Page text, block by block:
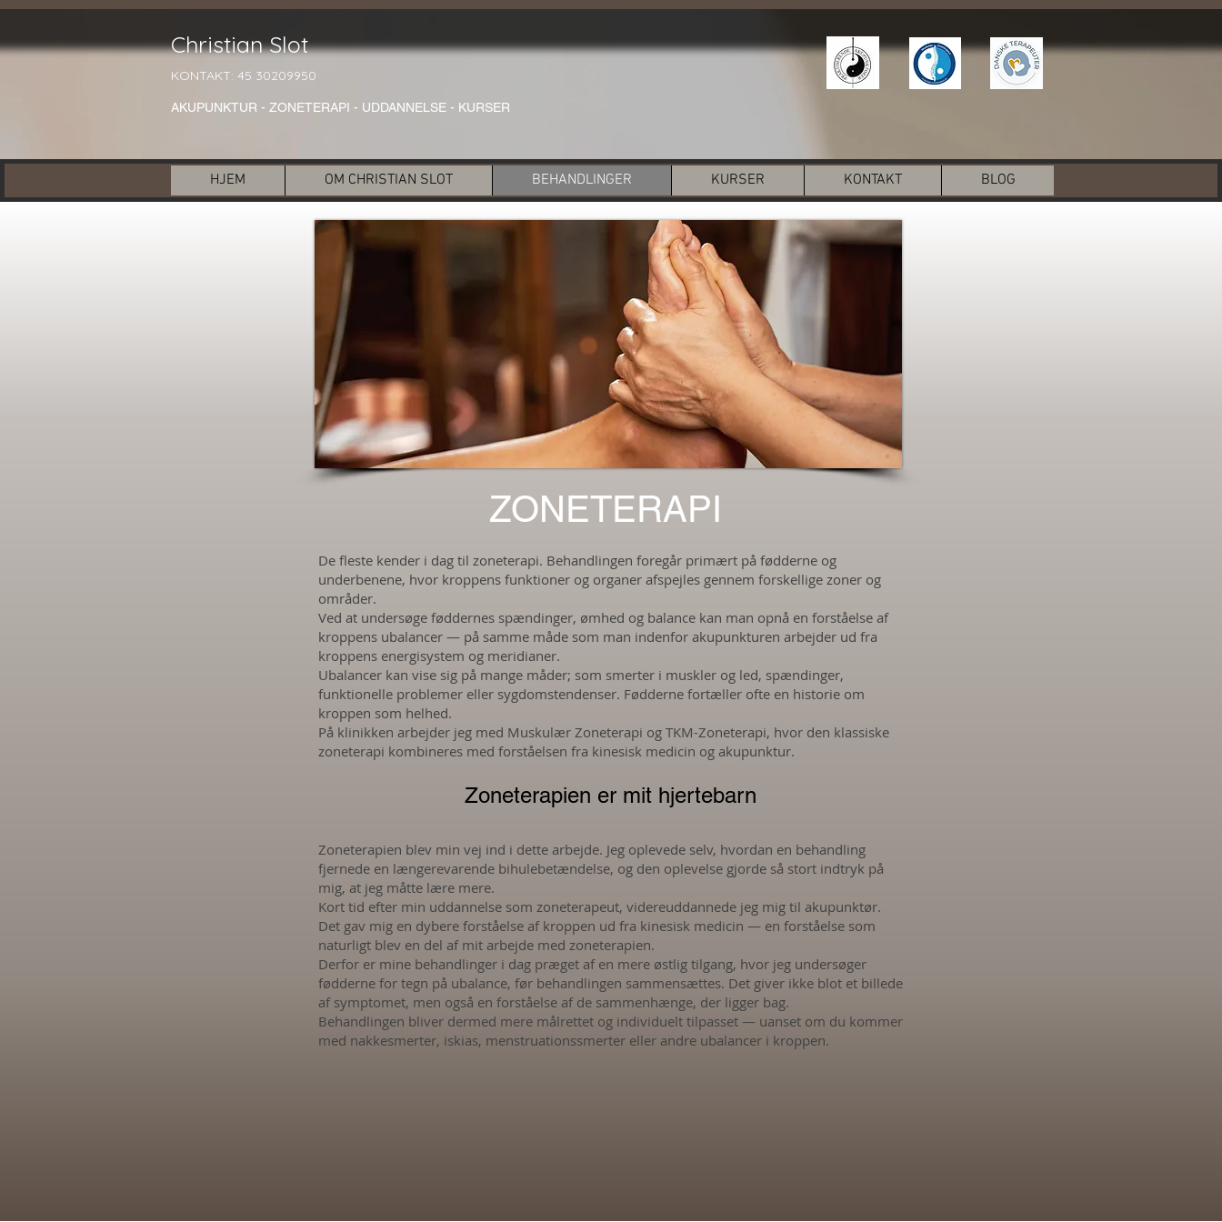
Christian Slot
KONTAKT: 45 30209950
AKUPUNKTUR - ZONETERAPI - UDDANNELSE - KURSER
HJEM OM CHRISTIAN SLOT BEHANDLINGER KURSER KONTAKT BLOG
ZONETERAPI
De fleste kender i dag til zoneterapi. Behandlingen foregår primært på fødderne og
underbenene, hvor kroppens funktioner og organer afspejles gennem forskellige zoner og
områder.
Ved at undersøge føddernes spændinger, ømhed og balance kan man opnå en forståelse af
kroppens ubalancer — på samme måde som man indenfor akupunkturen arbejder ud fra
kroppens energisystem og meridianer.
Ubalancer kan vise sig på mange måder; som smerter i muskler og led, spændinger,
funktionelle problemer eller sygdomstendenser. Fødderne fortæller ofte en historie om
kroppen som helhed.
På klinikken arbejder jeg med Muskulær Zoneterapi og TKM-Zoneterapi, hvor den klassiske
zoneterapi kombineres med forståelsen fra kinesisk medicin og akupunktur.
Zoneterapien er mit hjertebarn
Zoneterapien blev min vej ind i dette arbejde. Jeg oplevede selv, hvordan en behandling
fjernede en længerevarende bihulebetændelse, og den oplevelse gjorde så stort indtryk på
mig, at jeg måtte lære mere.
Kort tid efter min uddannelse som zoneterapeut, videreuddannede jeg mig til akupunktør.
Det gav mig en dybere forståelse af kroppen ud fra kinesisk medicin — en forståelse som
naturligt blev en del af mit arbejde med zoneterapien.
Derfor er mine behandlinger i dag præget af en mere østlig tilgang, hvor jeg undersøger
fødderne for tegn på ubalance, før behandlingen sammensættes. Det giver ikke blot et billede
af symptomet, men også en forståelse af de sammenhænge, der ligger bag.
Behandlingen bliver dermed mere målrettet og individuelt tilpasset — uanset om du kommer
med nakkesmerter, iskias, menstruationssmerter eller andre ubalancer i kroppen.